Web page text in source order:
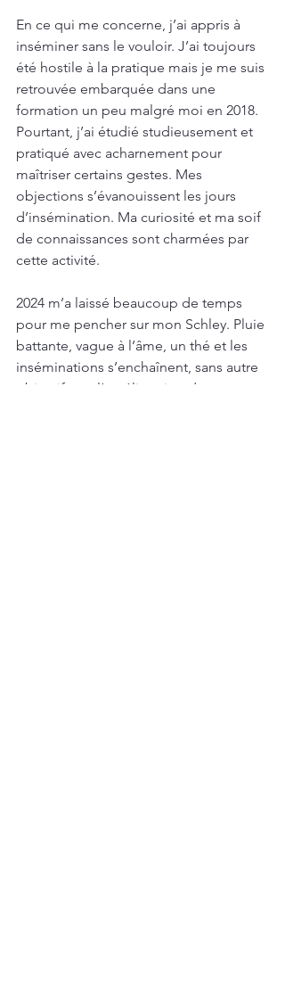
En ce qui me concerne, j’ai appris à
inséminer sans le vouloir. J’ai toujours
été hostile à la pratique mais je me suis
retrouvée embarquée dans une
formation un peu malgré moi en 2018.
Pourtant, j’ai étudié studieusement et
pratiqué avec acharnement pour
maîtriser certains gestes. Mes
objections s’évanouissent les jours
d’insémination. Ma curiosité et ma soif
de connaissances sont charmées par
cette activité.
2024 m’a laissé beaucoup de temps
pour me pencher sur mon Schley. Pluie
battante, vague à l’âme, un thé et les
inséminations s’enchaînent, sans autre
objectif que l’amélioration de ma